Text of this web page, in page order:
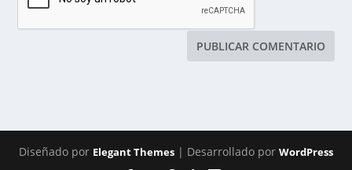
Diseñado por Elegant Themes | Desarrollado por WordPress